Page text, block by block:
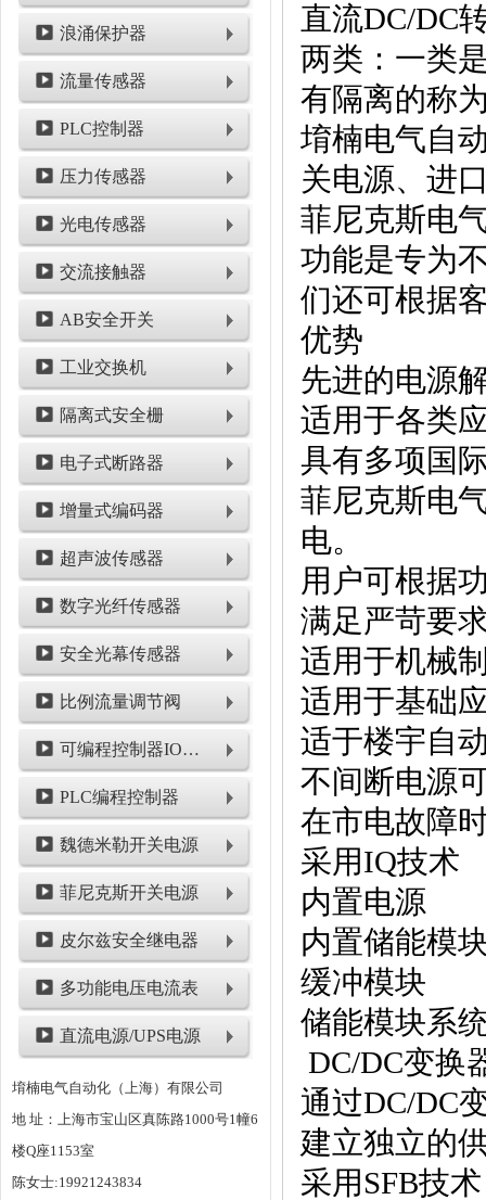
浪涌保护器
流量传感器
PLC控制器
压力传感器
光电传感器
交流接触器
AB安全开关
工业交换机
隔离式安全栅
电子式断路器
增量式编码器
超声波传感器
数字光纤传感器
安全光幕传感器
比例流量调节阀
可编程控制器IO模块
PLC编程控制器
魏德米勒开关电源
菲尼克斯开关电源
皮尔兹安全继电器
多功能电压电流表
直流电源/UPS电源
堉楠电气自动化（上海）有限公司
地 址：上海市宝山区真陈路1000号1幢6
楼Q座1153室
陈女士:19921243834
直流DC/DC
两类：一类
有隔离的称
堉楠电气自
关电源、进
菲尼克斯电
功能是专为
们还可根据
优势
先进的电源
适用于各类
具有多项国
菲尼克斯电
电。
用户可根据
满足严苛要
适用于机械
适用于基础
适于楼宇自
不间断电源
在市电故障
采用IQ技术
内置电源
内置储能模
缓冲模块
储能模块系
DC/DC变换
通过DC/DC
建立独立的
采用SFB技术